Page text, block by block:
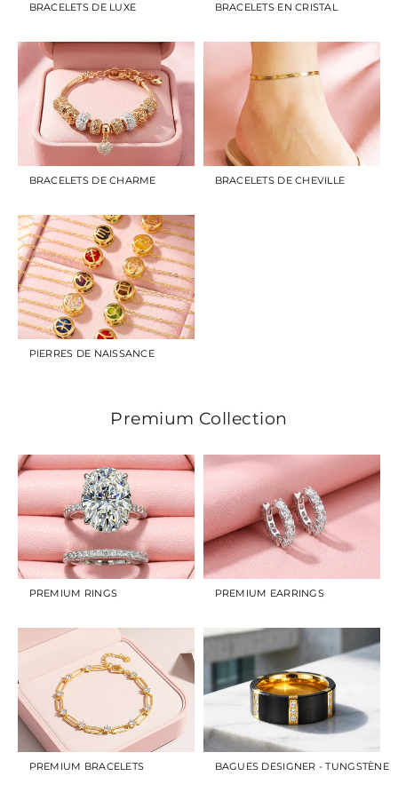
BRACELETS DE LUXE BRACELETS EN CRISTAL
BRACELETS DE CHARME BRACELETS DE CHEVILLE
PIERRES DE NAISSANCE
Premium Collection
PREMIUM RINGS PREMIUM EARRINGS
PREMIUM BRACELETS BAGUES DESIGNER - TUNGSTÈNE